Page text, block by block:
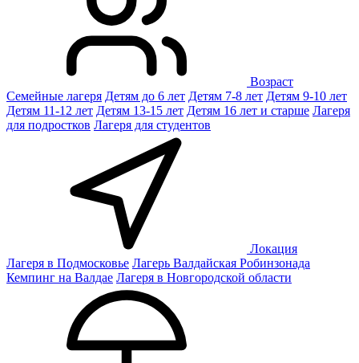
Возраст
Семейные лагеря Детям до 6 лет Детям 7-8 лет Детям 9-10 лет
Детям 11-12 лет Детям 13-15 лет Детям 16 лет и старше Лагеря
для подростков Лагеря для студентов
Локация
Лагеря в Подмосковье Лагерь Валдайская Робинзонада
Кемпинг на Валдае Лагеря в Новгородской области